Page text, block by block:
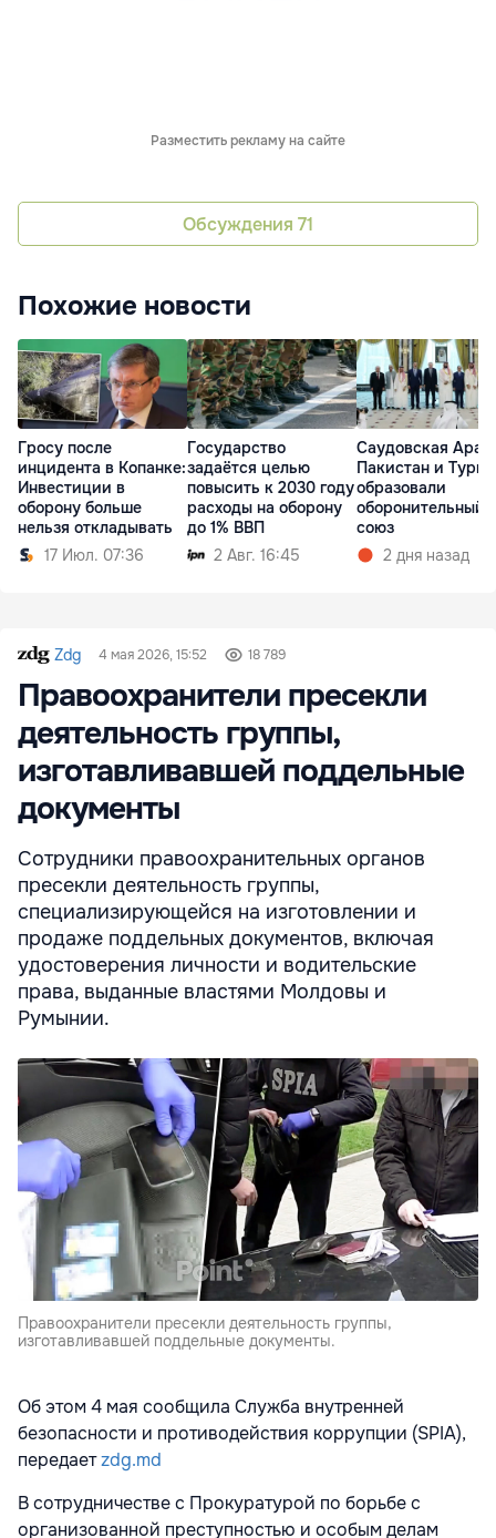
Разместить рекламу на сайте
Обсуждения 71
Похожие новости
Гросу после
инцидента в Копанке:
Инвестиции в
оборону больше
нельзя откладывать
17 Июл. 07:36
Государство
задаётся целью
повысить к 2030 году
расходы на оборону
до 1% ВВП
2 Авг. 16:45
Саудовская
Пакистан и
образовали
оборонительный
союз
2 дня назад
Zdg 4 мая 2026, 15:52 18 789
Правоохранители пресекли
деятельность группы,
изготавливавшей поддельные
документы
Сотрудники правоохранительных органов
пресекли деятельность группы,
специализирующейся на изготовлении и
продаже поддельных документов, включая
удостоверения личности и водительские
права, выданные властями Молдовы и
Румынии.
Правоохранители пресекли деятельность группы,
изготавливавшей поддельные документы.
Об этом 4 мая сообщила Служба внутренней
безопасности и противодействия коррупции (SPIA),
передаетzdg.md
В сотрудничестве с Прокуратурой по борьбе с
организованной преступностью и особым делам